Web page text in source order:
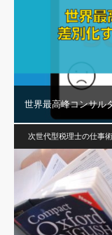
世界最高峰コンサル
次世代型税理士の仕事術